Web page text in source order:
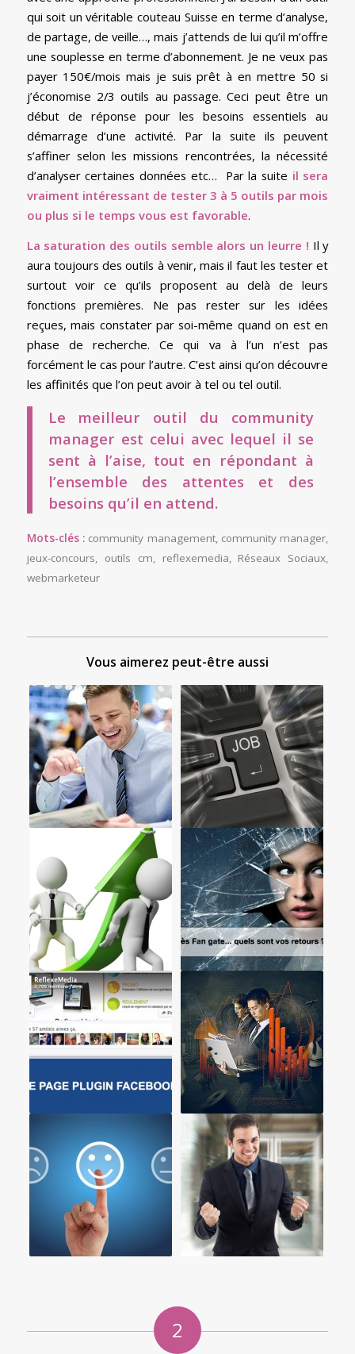
qui soit un véritable couteau Suisse en terme d’analyse,
de partage, de veille…, mais j’attends de lui qu’il m’offre
une souplesse en terme d’abonnement. Je ne veux pas
payer 150€/mois mais je suis prêt à en mettre 50 si
j’économise 2/3 outils au passage. Ceci peut être un
début de réponse pour les besoins essentiels au
démarrage d’une activité. Par la suite ils peuvent
s’affiner selon les missions rencontrées, la nécessité
d’analyser certaines données etc… Par la suite il sera
vraiment intéressant de tester 3 à 5 outils par mois
ou plus si le temps vous est favorable.
La saturation des outils semble alors un leurre ! Il y
aura toujours des outils à venir, mais il faut les tester et
surtout voir ce qu’ils proposent au delà de leurs
fonctions premières. Ne pas rester sur les idées
reçues, mais constater par soi-même quand on est en
phase de recherche. Ce qui va à l’un n’est pas
forcément le cas pour l’autre. C’est ainsi qu’on découvre
les affinités que l’on peut avoir à tel ou tel outil.
Le meilleur outil du community
manager est celui avec lequel il se
sent à l’aise, tout en répondant à
l’ensemble des attentes et des
besoins qu’il en attend.
Mots-clés : community management, community manager,
jeux-concours, outils cm, reflexemedia, Réseaux Sociaux,
webmarketeur
Vous aimerez peut-être aussi
2